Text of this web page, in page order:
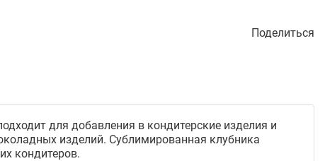
Поделиться
для добавления в кондитерские изделия и
изделий. Сублимированная клубника
кондитеров.